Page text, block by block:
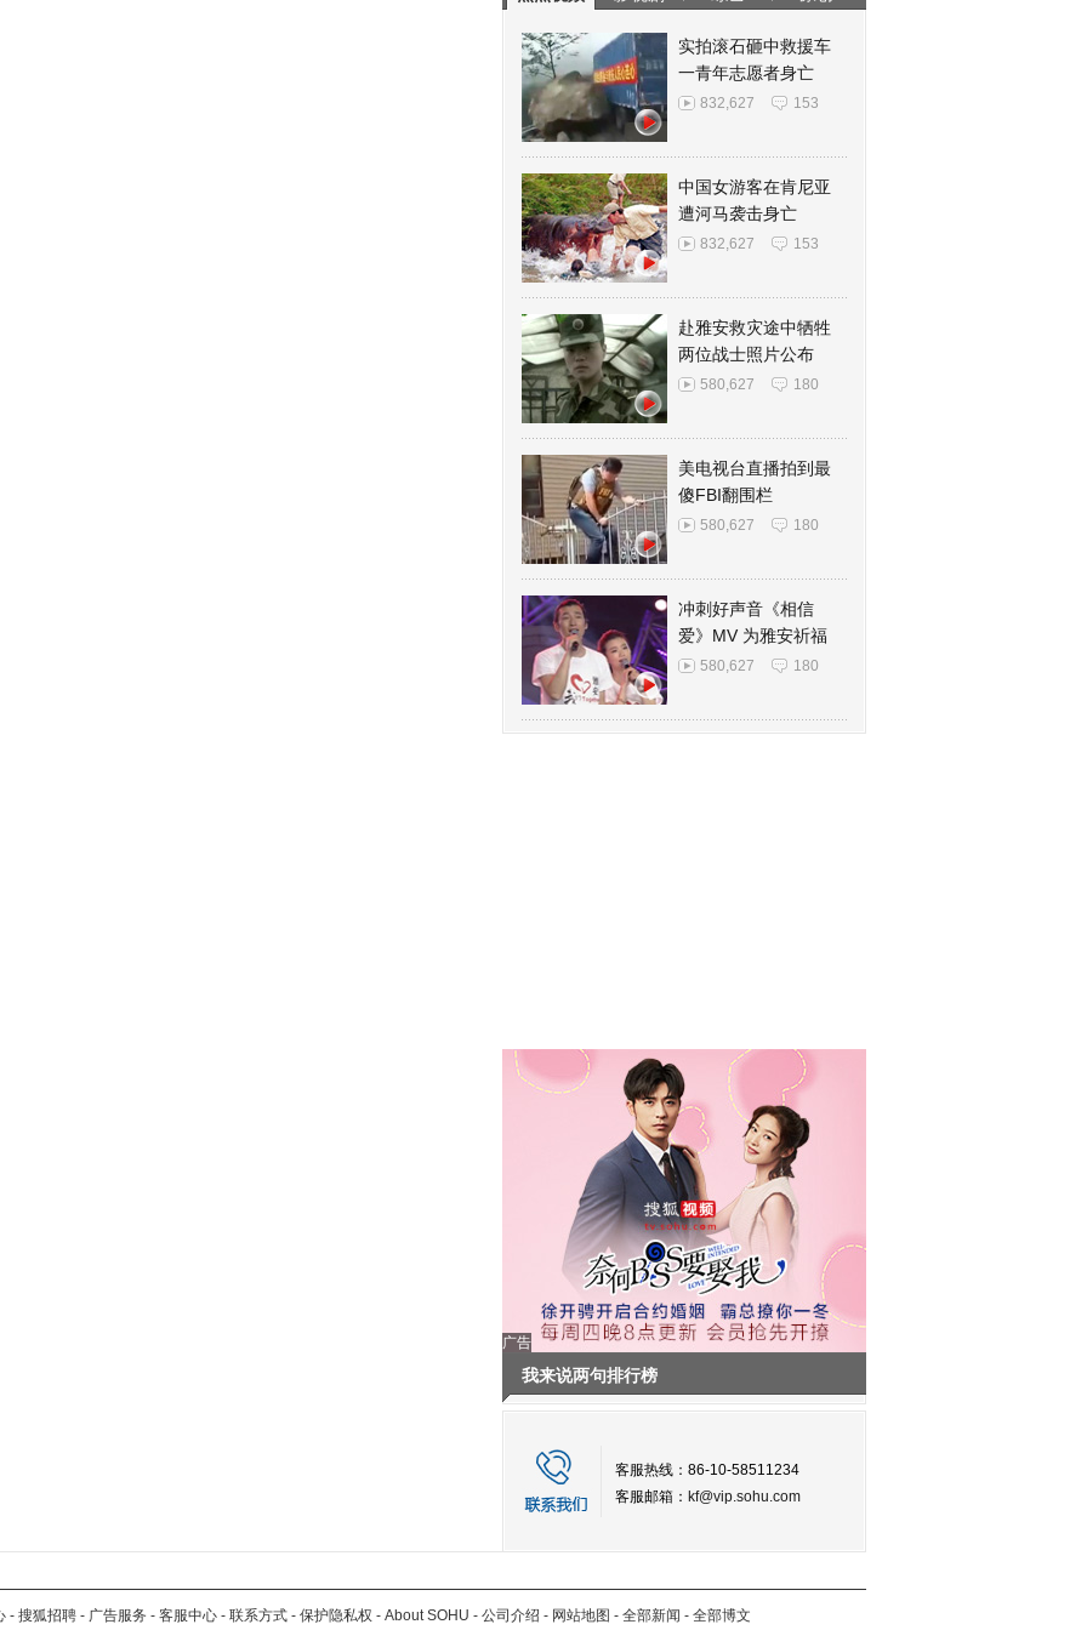
实拍滚石砸中救援车
一青年志愿者身亡
832,627 153
中国女游客在肯尼亚
遭河马袭击身亡
832,627 153
赴雅安救灾途中牺牲
两位战士照片公布
580,627 180
美电视台直播拍到最
傻FBI翻围栏
580,627 180
冲刺好声音《相信
爱》MV 为雅安祈福
580,627 180
广告
我来说两句排行榜
客服热线：86-10-58511234
客服邮箱： kf@vip.sohu.com
- 搜狐招聘 - 广告服务 - 客服中心 - 联系方式 - 保护隐私权 - About SOHU - 公司介绍 - 网站地图 - 全部新闻 - 全部博文